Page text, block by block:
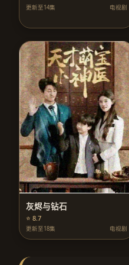
更新至14集 电视剧
灰烬与钻石
⭐ 8.7
更新至18集 电视剧